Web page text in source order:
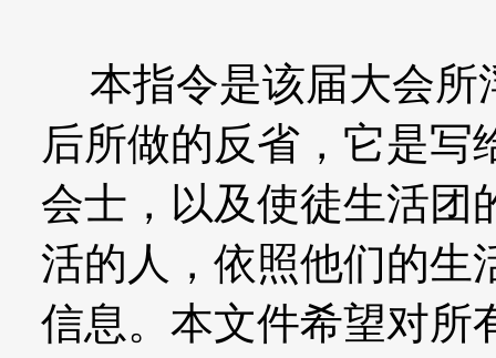
本指令是该届大会所
后所做的反省，它是写
会士，以及使徒生活团
活的人，依照他们的生
信息。本文件希望对所